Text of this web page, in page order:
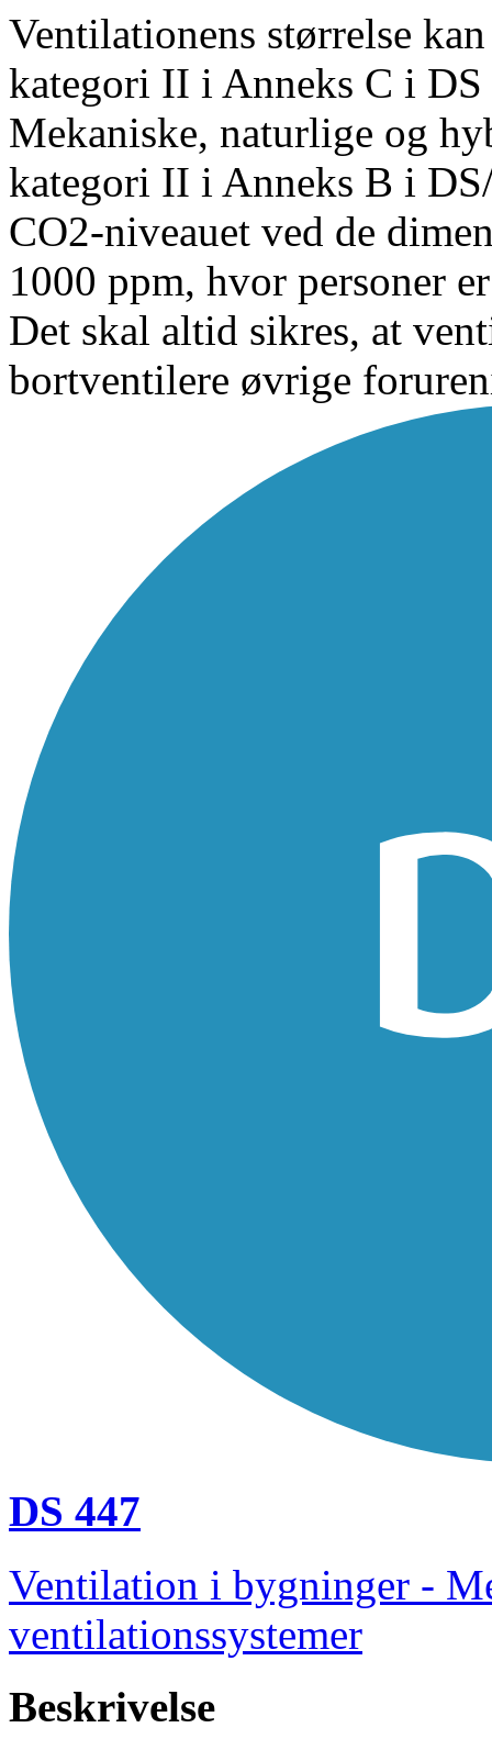
Ventilationens størrelse
kategori II i Anneks C i
Mekaniske, naturlige og
kategori II i Anneks B i
CO2-niveauet ved de
1000 ppm, hvor personer
Det skal altid sikres, at
bortventilere øvrige
DS 447
Ventilation i bygninger -
ventilationssystemer
Beskrivelse